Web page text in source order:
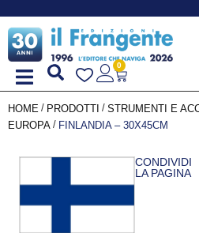
0
HOME / PRODOTTI / STRUMENTI E
EUROPA / FINLANDIA – 30X45CM
CONDIVIDI
LA PAGINA